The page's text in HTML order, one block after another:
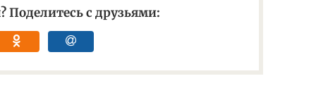
Поделитесь с друзьями: